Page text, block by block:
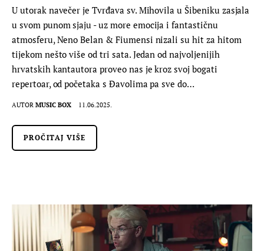
U utorak navečer je Tvrđava sv. Mihovila u Šibeniku zasjala
u svom punom sjaju - uz more emocija i fantastičnu
atmosferu, Neno Belan & Fiumensi nizali su hit za hitom
tijekom nešto više od tri sata. Jedan od najvoljenijih
hrvatskih kantautora proveo nas je kroz svoj bogati
repertoar, od početaka s Đavolima pa sve do…
AUTOR MUSIC BOX 11.06.2025.
PROČITAJ VIŠE